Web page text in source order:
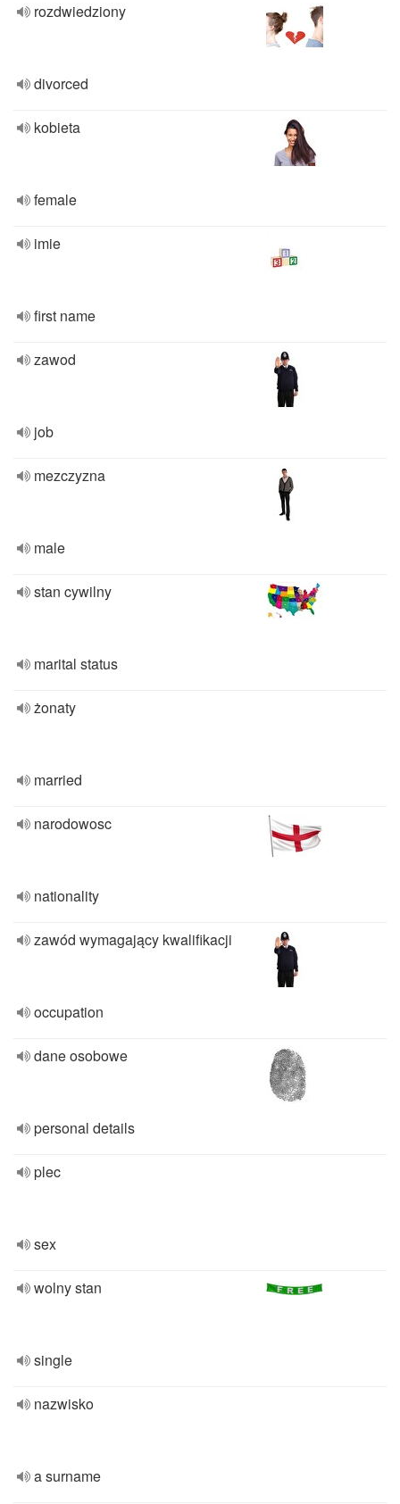
rozdwiedziony
divorced
kobieta
female
imie
first name
zawod
job
mezczyzna
male
stan cywilny
marital status
żonaty
married
narodowosc
nationality
zawód wymagający kwalifikacji
occupation
dane osobowe
personal details
plec
sex
wolny stan
single
nazwisko
a surname